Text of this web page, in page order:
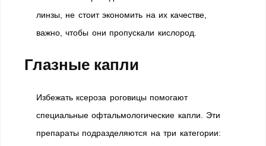
линзы, не стоит экономить на их качестве,
важно, чтобы они пропускали кислород.
Глазные капли
Избежать ксероза роговицы помогают
специальные офтальмологические капли. Эти
препараты подразделяются на три категории: